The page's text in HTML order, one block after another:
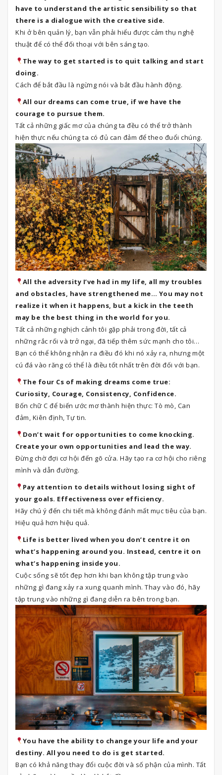
have to understand the artistic sensibility so that
there is a dialogue with the creative side.
Khi ở bên quản lý, bạn vẫn phải hiểu được cảm thụ nghệ
thuật để có thể đối thoại với bên sáng tạo.
The way to get started is to quit talking and start
doing.
Cách để bắt đầu là ngừng nói và bắt đầu hành động.
All our dreams can come true, if we have the
courage to pursue them.
Tất cả những giấc mơ của chúng ta đều có thể trở thành
hiện thực nếu chúng ta có đủ can đảm để theo đuổi chúng.
All the adversity I’ve had in my life, all my troubles
and obstacles, have strengthened me… You may not
realize it when it happens, but a kick in the teeth
may be the best thing in the world for you.
Tất cả những nghịch cảnh tôi gặp phải trong đời, tất cả
những rắc rối và trở ngại, đã tiếp thêm sức mạnh cho tôi…
Bạn có thể không nhận ra điều đó khi nó xảy ra, nhưng một
cú đá vào răng có thể là điều tốt nhất trên đời đối với bạn.
The four Cs of making dreams come true:
Curiosity, Courage, Consistency, Confidence.
Bốn chữ C để biến ước mơ thành hiện thực: Tò mò, Can
đảm, Kiên định, Tự tin.
Don’t wait for opportunities to come knocking.
Create your own opportunities and lead the way.
Đừng chờ đợi cơ hội đến gõ cửa. Hãy tạo ra cơ hội cho riêng
mình và dẫn đường.
Pay attention to details without losing sight of
your goals. Effectiveness over efficiency.
Hãy chú ý đến chi tiết mà không đánh mất mục tiêu của bạn.
Hiệu quả hơn hiệu quả.
Life is better lived when you don’t centre it on
what’s happening around you. Instead, centre it on
what’s happening inside you.
Cuộc sống sẽ tốt đẹp hơn khi bạn không tập trung vào
những gì đang xảy ra xung quanh mình. Thay vào đó, hãy
tập trung vào những gì đang diễn ra bên trong bạn.
You have the ability to change your life and your
destiny. All you need to do is get started.
Bạn có khả năng thay đổi cuộc đời và số phận của mình. Tất